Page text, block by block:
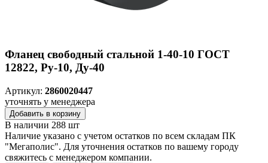
Фланец свободный стальной 1-40-10 ГОСТ
12822, Ру-10, Ду-40
Артикул: 2860020447
уточнять у менеджера
Добавить в корзину
В наличии 288 шт
Наличие указано с учетом остатков по всем складам ПК
"Мегаполис". Для уточнения остатков по вашему городу
свяжитесь с менеджером компании.